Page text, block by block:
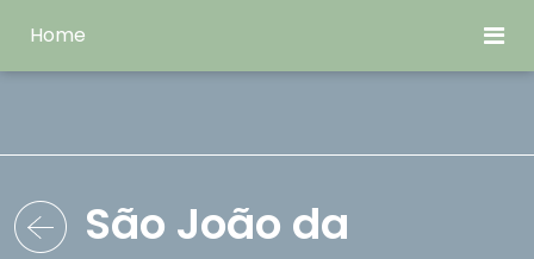
Home
São João da